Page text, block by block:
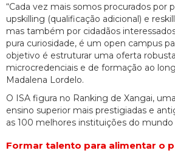
“Cada vez mais somos procurados por
upskilling (qualificação adicional) e
mas também por cidadãos
pura curiosidade, é um open campus
objetivo é estruturar uma oferta
microcredenciais e de formação ao
Madalena Lordelo.
O ISA figura no Ranking de Xangai,
ensino superior mais prestigiadas e
as 100 melhores instituições do mundo
Formar talento para alimentar o